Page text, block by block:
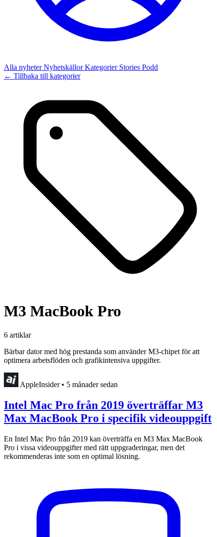
Alla nyheterNyhetskällorKategorier Stories Podd
← Tillbaka till kategorier
M3 MacBook Pro
6 artiklar
Bärbar dator med hög prestanda som använder M3-chipet för att
optimera arbetsflöden och grafikintensiva uppgifter.
AppleInsider • 5 månader sedan
Intel Mac Pro från 2019 överträffar M3
Max MacBook Pro i specifik videouppgift
En Intel Mac Pro från 2019 kan överträffa en M3 Max MacBook
Pro i vissa videouppgifter med rätt uppgraderingar, men det
rekommenderas inte som en optimal lösning.